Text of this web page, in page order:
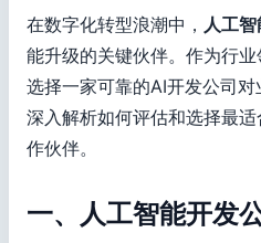
在数字化转型浪潮中， 人工智
能升级的关键伙伴。作为行业
选择一家可靠的AI开发公司
深入解析如何评估和选择最
作伙伴。
一、人工智能开发